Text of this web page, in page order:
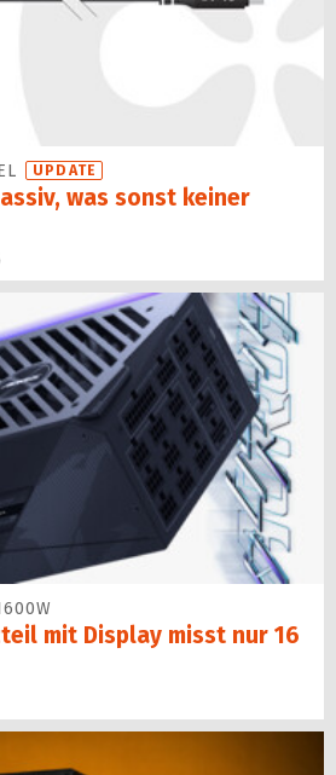
UPDATE
was sonst keiner
mit Display misst nur 16